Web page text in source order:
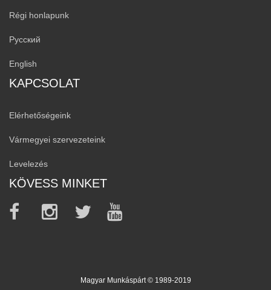
Régi honlapunk
Русский
English
KAPCSOLAT
Elérhetőségeink
Vármegyei szervezeteink
Levelezés
KÖVESS MINKET
Magyar Munkáspárt © 1989-2019